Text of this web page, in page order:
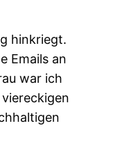
hinkriegt.
Emails an
war ich